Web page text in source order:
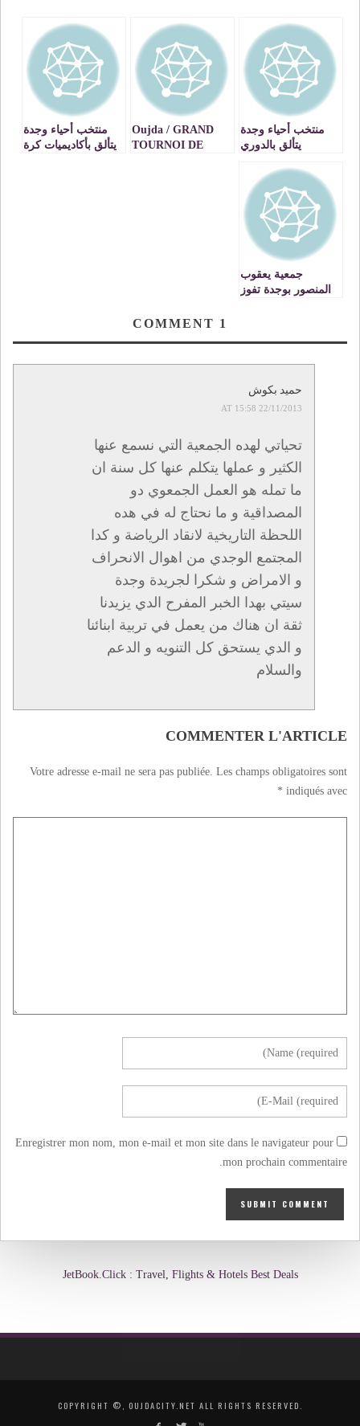
منتخب أحياء وجدة
يتألق بالدوري
باصيلا
Oujda / GRAND
TOURNOI DE
منتخب أحياء وجدة
يتألق بأكاديميات كرة
جمعية يعقوب
المنصور بوجدة تفوز
1
حميد بكوش
22/11/2013 AT 15:58
تحياتي لهده الجمعية التي نسمع عنها
الكثير و عملها يتكلم عنها كل سنة ان
ما تمله هو العمل الجمعوي دو
المصداقية و ما نحتاج له في هده
اللحظة التاريخية لانقاد الرياضة و كدا
المجتمع الوجدي من اهوال الانحراف
و الامراض و شكرا لجريدة وجدة
سيتي بهدا الخبر المفرح الدي يزيدنا
ثقة ان هناك من يعمل في تربية ابنائنا
و الدي يستحق كل التنويه و الدعم
والسلام
COMMENTER L'ARTICLE
Votre adresse e-mail ne sera pas publiée. Les champs obligatoires sont
indiqués avec
*
Enregistrer mon nom, mon e-mail et mon site dans le navigateur pour
mon prochain commentaire.
JetBook.Click : Travel, Flights & Hotels Best Deals
COPYRIGHT ©, OUJDACITY.NET ALL RIGHTS RESERVED.